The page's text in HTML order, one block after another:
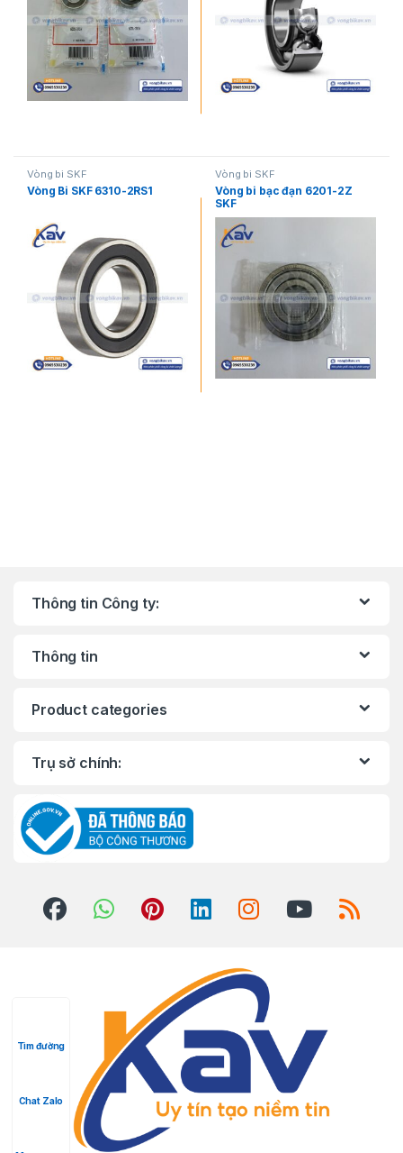
Vòng bi SKF
Vòng Bi SKF 6310-2RS1
Vòng bi SKF
Vòng bi bạc đạn 6201-2Z
SKF
Thông tin Công ty:
Thông tin
Product categories
Trụ sở chính:
Tìm đường
Chat Zalo